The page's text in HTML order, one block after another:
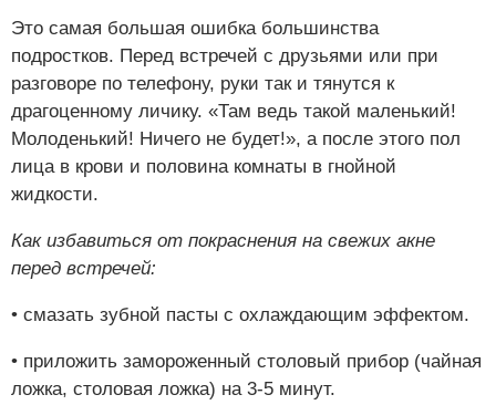
Это самая большая ошибка большинства
подростков. Перед встречей с друзьями или при
разговоре по телефону, руки так и тянутся к
драгоценному личику. «Там ведь такой маленький!
Молоденький! Ничего не будет!», а после этого пол
лица в крови и половина комнаты в гнойной
жидкости.
Как избавиться от покраснения на свежих акне
перед встречей:
• смазать зубной пасты с охлаждающим эффектом.
• приложить замороженный столовый прибор (чайная
ложка, столовая ложка) на 3-5 минут.